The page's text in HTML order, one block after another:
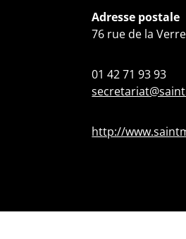
Adresse postale
76 rue de la
01 42 71 93 93
http://